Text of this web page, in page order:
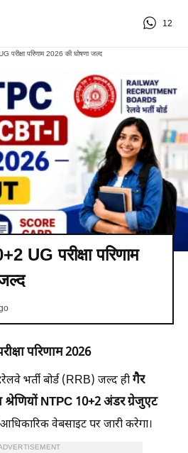
12
परिणाम 2026 की घोषणा जल्द
UG परीक्षा परिणाम
परिणाम 2026
रेलवे भर्ती बोर्ड (RRB) जल्द हीगैर
श्रेणियों NTPC 10+2 अंडर ग्रेजुएट
वेबसाइट पर जारी करेगा।